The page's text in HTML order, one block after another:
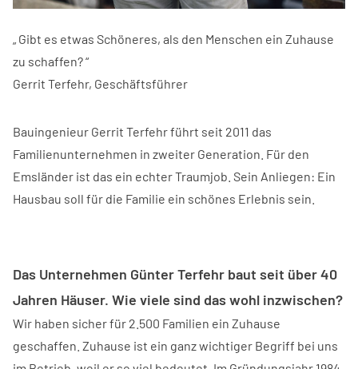
„ Gibt es etwas Schöneres, als den Menschen ein Zuhause
zu schaffen? “
Gerrit Terfehr, Geschäftsführer
Bauingenieur Gerrit Terfehr führt seit 2011 das
Familienunternehmen in zweiter Generation. Für den
Emsländer ist das ein echter Traumjob. Sein Anliegen: Ein
Hausbau soll für die Familie ein schönes Erlebnis sein.
Das Unternehmen Günter Terfehr baut seit über 40
Jahren Häuser. Wie viele sind das wohl inzwischen?
Wir haben sicher für 2.500 Familien ein Zuhause
geschaffen. Zuhause ist ein ganz wichtiger Begriff bei uns